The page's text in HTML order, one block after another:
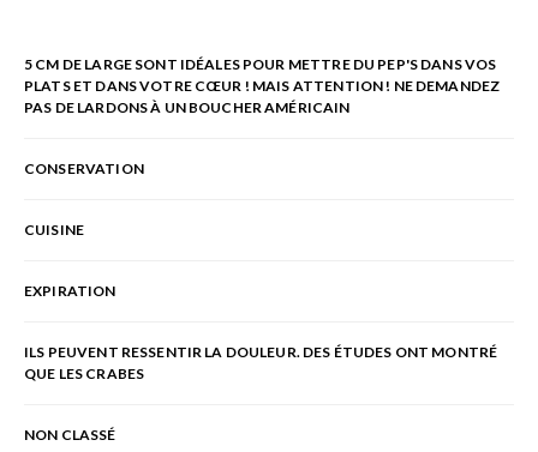
5 CM DE LARGE SONT IDÉALES POUR METTRE DU PEP'S DANS VOS
PLATS ET DANS VOTRE CŒUR ! MAIS ATTENTION ! NE DEMANDEZ
PAS DE LARDONS À UN BOUCHER AMÉRICAIN
CONSERVATION
CUISINE
EXPIRATION
ILS PEUVENT RESSENTIR LA DOULEUR. DES ÉTUDES ONT MONTRÉ
QUE LES CRABES
NON CLASSÉ